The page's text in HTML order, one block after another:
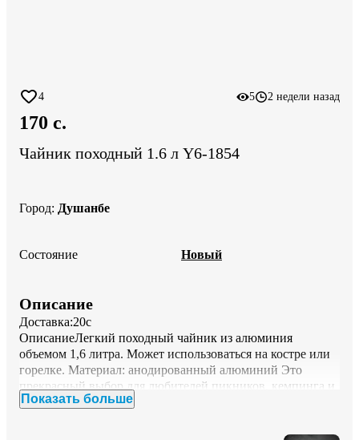
4 5 2 недели назад
170 c.
Чайник походный 1.6 л Y6-1854
Город: Душанбе
Состояние Новый
Описание
Доставка:20с
ОписаниеЛегкий походный чайник из алюминия
объемом 1,6 литра. Может использоваться на костре или
горелке. Материал: анодированный алюминий Это
прекрасный выбор для любителей пикников, кемпинга и
турпоходов. Он станет отличным дополнением к набору
сделать отдых максимально комфортным. Благодаря
Показать больше